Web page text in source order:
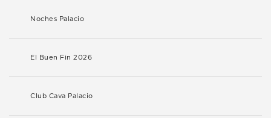
Noches Palacio
El Buen Fin 2026
Club Cava Palacio